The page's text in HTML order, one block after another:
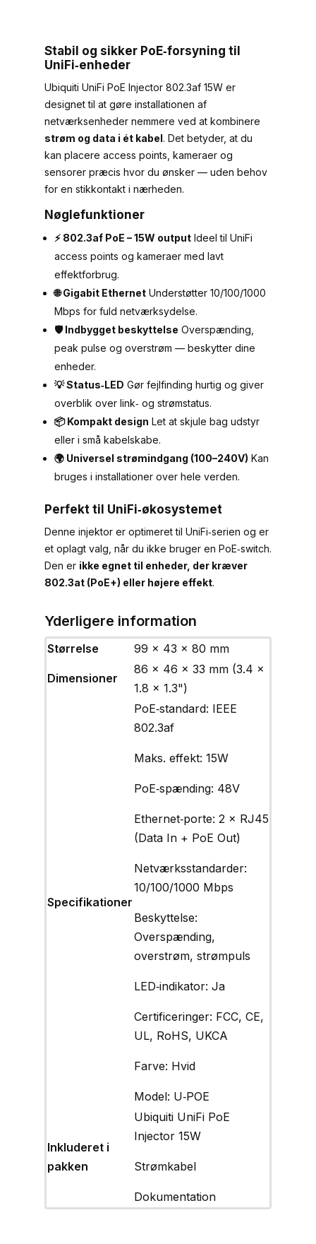
–
15W
–
Gigabit
–
Hvid
(U‑POE)
(inkl.
holder)
antal
Stabil og sikker PoE‑forsyning til
UniFi‑enheder
Ubiquiti UniFi PoE Injector 802.3af 15W er
designet til at gøre installationen af
netværksenheder nemmere ved at kombinere
strøm og data i ét kabel. Det betyder, at du
kan placere access points, kameraer og
sensorer præcis hvor du ønsker — uden behov
for en stikkontakt i nærheden.
Nøglefunktioner
⚡ 802.3af PoE – 15W outputIdeel til UniFi
access points og kameraer med lavt
effektforbrug.
🌐 Gigabit EthernetUnderstøtter 10/100/1000
Mbps for fuld netværksydelse.
🛡️ Indbygget beskyttelse Overspænding,
peak pulse og overstrøm — beskytter dine
enheder.
💡 Status‑LED Gør fejlfinding hurtig og giver
overblik over link‑ og strømstatus.
📦 Kompakt design Let at skjule bag udstyr
eller i små kabelskabe.
🌍 Universel strømindgang (100–240V) Kan
bruges i installationer over hele verden.
Perfekt til UniFi‑økosystemet
Denne injektor er optimeret til UniFi‑serien og er
et oplagt valg, når du ikke bruger en PoE‑switch.
Den er ikke egnet til enheder, der kræver
802.3at (PoE+) eller højere effekt.
Yderligere information
Størrelse 99 × 43 × 80 mm
Dimensioner
86 x 46 x 33 mm (3.4 x
1.8 x 1.3")
Specifikationer
PoE‑standard: IEEE
802.3af
Maks. effekt: 15W
PoE‑spænding: 48V
Ethernet‑porte: 2 × RJ45
(Data In + PoE Out)
Netværksstandarder:
10/100/1000 Mbps
Beskyttelse:
Overspænding,
overstrøm, strømpuls
LED‑indikator: Ja
Certificeringer: FCC, CE,
UL, RoHS, UKCA
Farve: Hvid
Model: U‑POE
Inkluderet i
pakken
Ubiquiti UniFi PoE
Injector 15W
Strømkabel
Dokumentation